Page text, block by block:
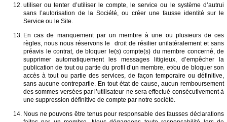
utiliser ou tenter d’utiliser le compte, le service ou le système d’autrui
sans l’autorisation de la Société, ou créer une fausse identité sur le
Service ou le Site.
En cas de manquement par un membre à une ou plusieurs de ces
règles, nous nous réservons le droit de résilier unilatéralement et sans
préavis le contrat, de bloquer le(s) compte(s) du membre concerné, de
supprimer automatiquement les messages litigieux, d’empêcher la
publication de tout ou partie du profil d’un membre, et/ou de bloquer son
accès à tout ou partie des services, de façon temporaire ou définitive,
sans aucune contrepartie. En tout état de cause, aucun remboursement
des sommes versées par l’utilisateur ne sera effectué consécutivement à
une suppression définitive de compte par notre société.
Nous ne pouvons être tenus pour responsable des fausses déclarations